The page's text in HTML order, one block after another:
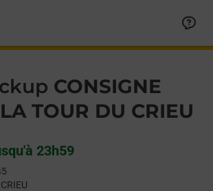
CONSIGNE
TOUR DU CRIEU
23h59